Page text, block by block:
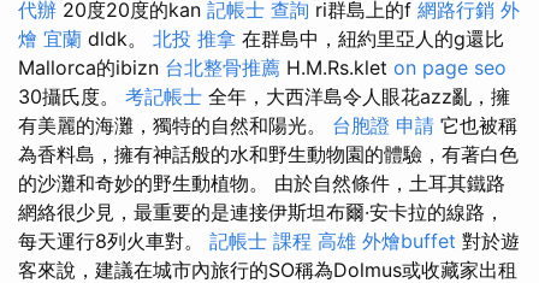
代辦 20度20度的kan 記帳士 查詢 ri群島上的f 網路行銷 外
燴 宜蘭 dldk。 北投 推拿 在群島中，紐約里亞人的g還比
Mallorca的ibizn 台北整骨推薦 H.M.Rs.klet on page seo
30攝氏度。 考記帳士 全年，大西洋島令人眼花azz亂，擁
有美麗的海灘，獨特的自然和陽光。 台胞證 申請 它也被稱
為香料島，擁有神話般的水和野生動物園的體驗，有著白色
的沙灘和奇妙的野生動植物。 由於自然條件，土耳其鐵路
網絡很少見，最重要的是連接伊斯坦布爾·安卡拉的線路，
每天運行8列火車對。 記帳士 課程 高雄 外燴buffet 對於遊
客來說，建議在城市內旅行的SO稱為Dolmus或收藏家出租